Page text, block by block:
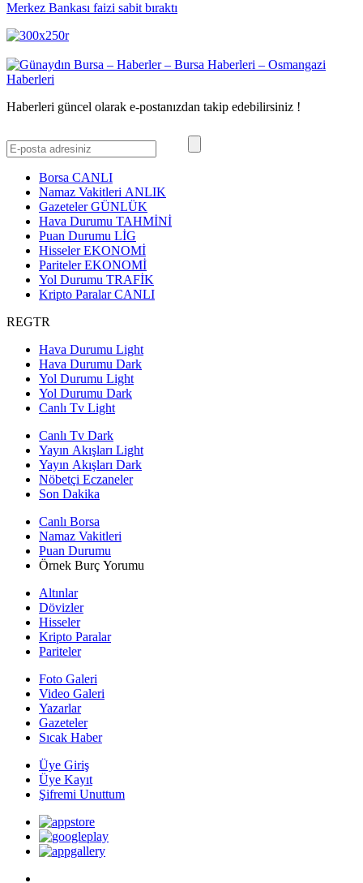
Merkez Bankası faizi sabit bıraktı
Haberleri güncel olarak e-postanızdan takip edebilirsiniz !
Borsa CANLI
Namaz Vakitleri ANLIK
GazetelerGÜNLÜK
Hava Durumu TAHMİNİ
Puan Durumu LİG
HisselerEKONOMİ
ParitelerEKONOMİ
Yol Durumu TRAFİK
Kripto ParalarCANLI
REGTR
Hava Durumu Light
Hava Durumu Dark
Yol Durumu Light
Yol Durumu Dark
Canlı Tv Light
Canlı Tv Dark
Yayın Akışları Light
Yayın Akışları Dark
Nöbetçi Eczaneler
Son Dakika
Canlı Borsa
Namaz Vakitleri
Puan Durumu
Örnek Burç Yorumu
Altınlar
Dövizler
Hisseler
Kripto Paralar
Pariteler
Foto Galeri
Video Galeri
Yazarlar
Gazeteler
Sıcak Haber
Üye Giriş
Üye Kayıt
Şifremi Unuttum